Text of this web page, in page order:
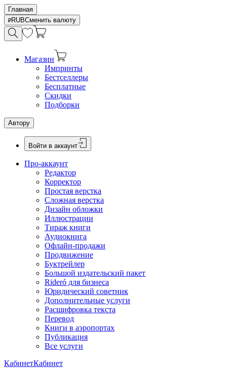
Главная
RUBСменить валюту
Магазин
Импринты
Бестселлеры
Бесплатные
Скидки
Подборки
Автору
Войти в аккаунт
Про-аккаунт
Редактор
Корректор
Простая верстка
Сложная верстка
Дизайн обложки
Иллюстрации
Тираж книги
Аудиокнига
Офлайн-продажи
Продвижение
Буктрейлер
Большой издательский пакет
Rideró для бизнеса
Юридический советник
Дополнительные услуги
Расшифровка текста
Перевод
Книги в аэропортах
Публикация
Все услуги
КабинетКабинет